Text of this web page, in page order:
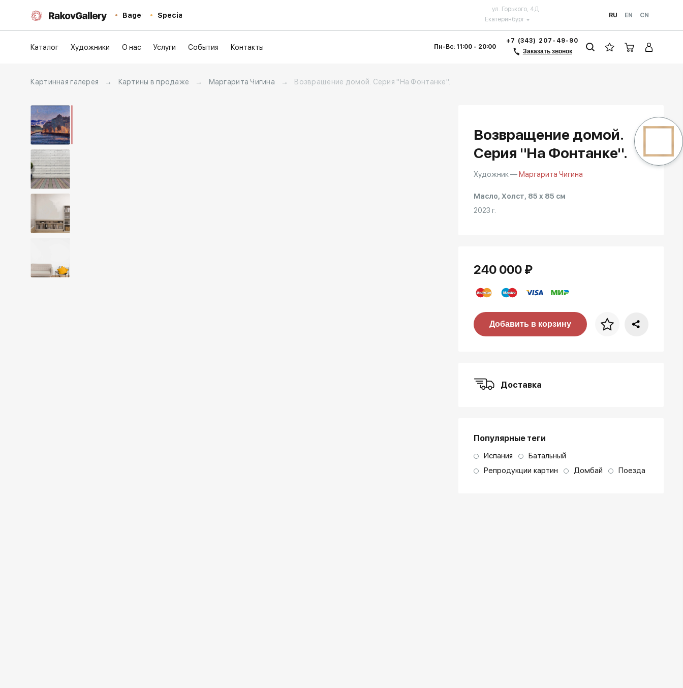
Baget Special Екатеринбург
ул. Горького, 4Д
RU
EN CN
Каталог Художники О нас Услуги События Контакты Пн-Вс: 11:00 - 20:00
+7 (343) 207-49-90
Заказать звонок
Картинная галерея → Картины в продаже → Маргарита Чигина → Возвращение домой. Серия "На Фонтанке".
Возвращение домой.
Серия "На Фонтанке".
Художник — Маргарита Чигина
Масло, Холст, 85 x 85 см
2023 г.
240 000 ₽
Цена за багет
Добавить в корзину
Доставка
Популярные теги
Испания
Батальный
Репродукции картин
Домбай Поезда